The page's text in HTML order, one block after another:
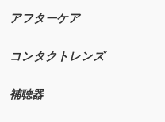
アフターケア
コンタクトレンズ
補聴器